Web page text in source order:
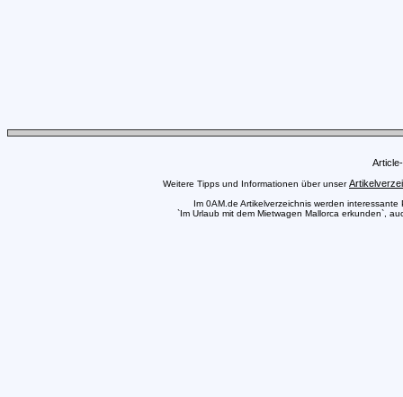
Weitere Tipps und Informationen über unser
Im 0AM.de Artikelverzeichnis werden
`Im Urlaub mit dem Mietwagen Mallorca erkunden`,